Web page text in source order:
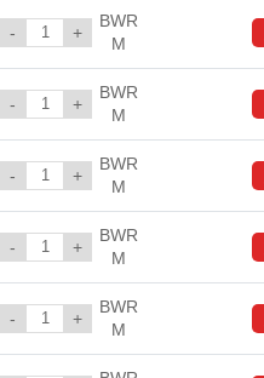
- +
BWR
M
- +
BWR
M
- +
BWR
M
- +
BWR
M
- +
BWR
M